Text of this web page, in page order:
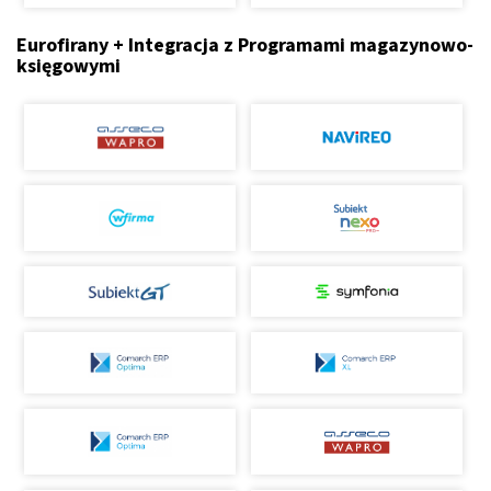
Eurofirany + Integracja z Programami magazynowo-
księgowymi